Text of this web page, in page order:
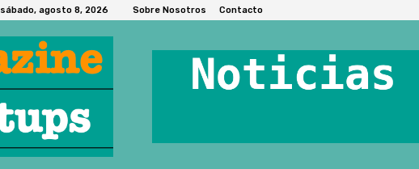
sábado, agosto 8, 2026 Sobre Nosotros Contacto